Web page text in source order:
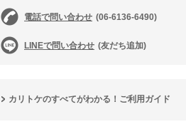
電話で問い合わせ (06-6136-6490)
LINEで問い合わせ (友だち追加)
カリトケのすべてがわかる！ご利用ガイド